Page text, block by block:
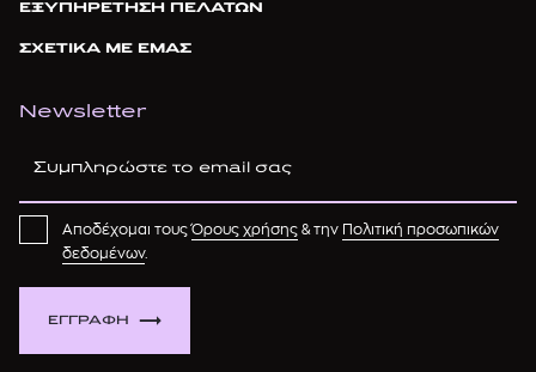
ΕΞΥΠΗΡΕΤΗΣΗ ΠΕΛΑΤΩΝ
ΣΧΕΤΙΚΑ ΜΕ ΕΜΑΣ
Newsletter
ΕΓΓΡΑΦΗ
Αποδέχομαι τουςΌρους χρήσης & την Πολιτική προσωπικών
δεδομένων.